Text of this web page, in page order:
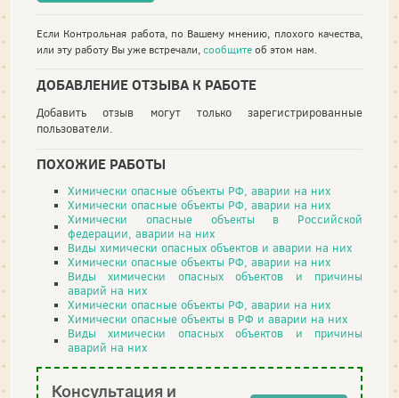
Если Контрольная работа, по Вашему мнению, плохого качества,
или эту работу Вы уже встречали,сообщитеоб этом нам.
ДОБАВЛЕНИЕ ОТЗЫВА К РАБОТЕ
Добавить отзыв могут только зарегистрированные
пользователи.
ПОХОЖИЕ РАБОТЫ
Химически опасные объекты РФ, аварии на них
Химически опасные объекты РФ, аварии на них
Химически опасные объекты в Российской
федерации, аварии на них
Виды химически опасных объектов и аварии на них
Химически опасные объекты РФ, аварии на них
Виды химически опасных объектов и причины
аварий на них
Химически опасные объекты РФ, аварии на них
Химически опасные объекты в РФ и аварии на них
Виды химически опасных объектов и причины
аварий на них
Консультация и